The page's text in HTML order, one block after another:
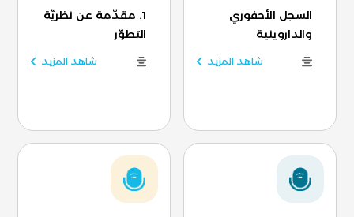
السجل الأحفوري
والداروينية
شاهد المزيد
1. مقدّمة عن نظريّة
التطوّر
شاهد المزيد